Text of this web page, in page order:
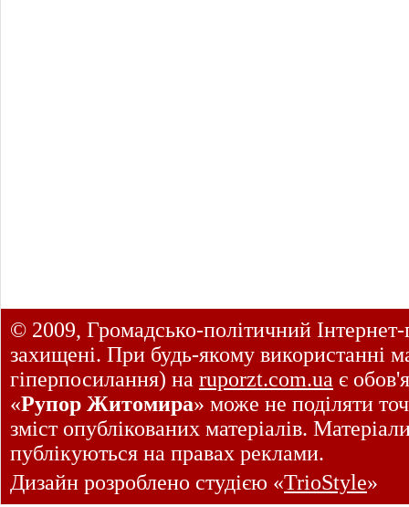
© 2009, Громадсько-політичний
захищені. При будь-якому використанні
гіперпосилання) на ruporzt.com.ua є
«Рупор Житомира» може не поділяти
зміст опублікованих матеріалів.
публікуються на правах реклами.
Дизайн розроблено студією «TrioStyle»